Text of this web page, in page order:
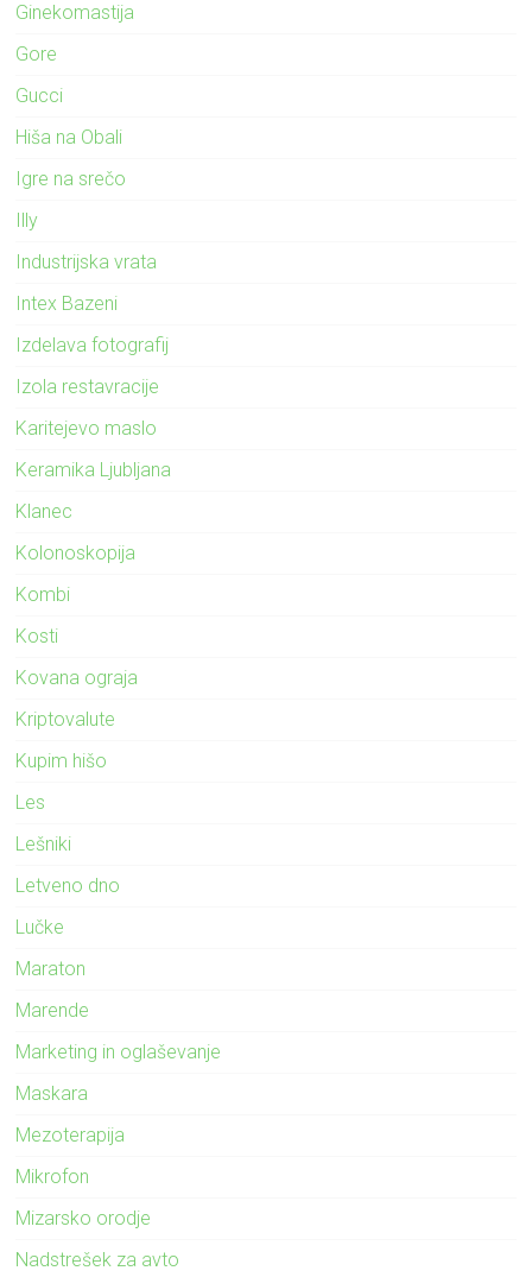
Ginekomastija
Gore
Gucci
Hiša na Obali
Igre na srečo
Illy
Industrijska vrata
Intex Bazeni
Izdelava fotografij
Izola restavracije
Karitejevo maslo
Keramika Ljubljana
Klanec
Kolonoskopija
Kombi
Kosti
Kovana ograja
Kriptovalute
Kupim hišo
Les
Lešniki
Letveno dno
Lučke
Maraton
Marende
Marketing in oglaševanje
Maskara
Mezoterapija
Mikrofon
Mizarsko orodje
Nadstrešek za avto